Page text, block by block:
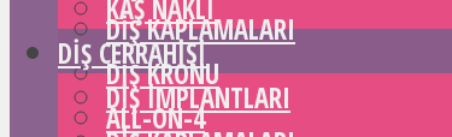
DIŞ KAPLAMALARI
DIŞ KRONU
ALL-ON-4
KAŞ NAKLI
DIŞ CERRAHISI
DIŞ IMPLANTLARI